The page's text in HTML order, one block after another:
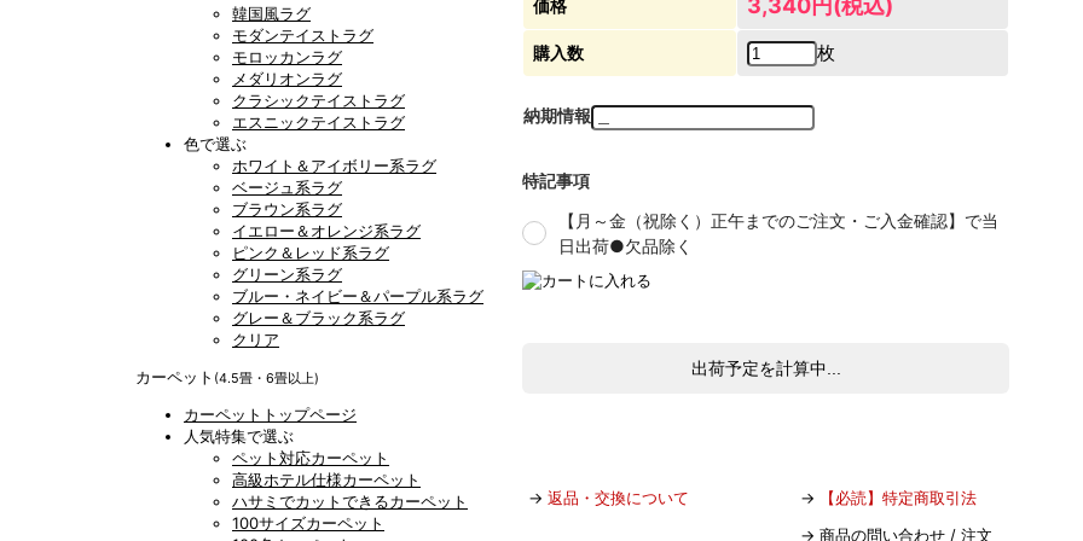
韓国風ラグ
モダンテイストラグ
モロッカンラグ
メダリオンラグ
クラシックテイストラグ
エスニックテイストラグ
色で選ぶ
ホワイト＆アイボリー系ラグ
ベージュ系ラグ
ブラウン系ラグ
イエロー＆オレンジ系ラグ
ピンク＆レッド系ラグ
グリーン系ラグ
ブルー・ネイビー＆パープル系ラグ
グレー＆ブラック系ラグ
クリア
カーペット (4.5畳・6畳以上)
カーペットトップページ
人気特集で選ぶ
ペット対応カーペット
高級ホテル仕様カーペット
ハサミでカットできるカーペット
100サイズカーペット
価格 3,340円(税込)
購入数 枚
納期情報
特記事項
【月～金（祝除く）正午までのご注文・ご入金確認】で当
日出荷●欠品除く
出荷予定を計算中...
→ 返品・交換について → 【必読】特定商取引法
→ 商品の問い合わせ / 注文